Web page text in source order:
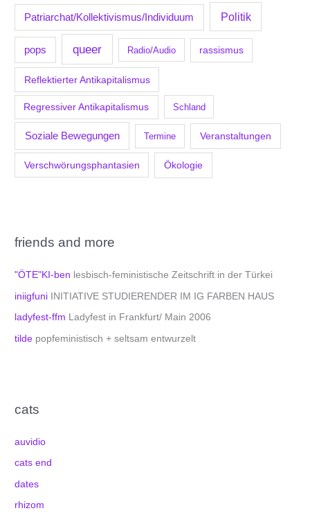
Patriarchat/Kollektivismus/Individuum Politik
pops queer Radio/Audio rassismus
Reflektierter Antikapitalismus
Regressiver Antikapitalismus Schland
Soziale Bewegungen Termine Veranstaltungen
Verschwörungsphantasien Ökologie
friends and more
"ÖTE"KI-ben lesbisch-feministische Zeitschrift in der Türkei
iniigfuni INITIATIVE STUDIERENDER IM IG FARBEN HAUS
ladyfest-ffm Ladyfest in Frankfurt/ Main 2006
tilde popfeministisch + seltsam entwurzelt
cats
auvidio
cats end
dates
rhizom